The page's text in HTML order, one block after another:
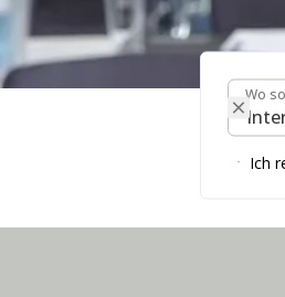
TAGUNGSRAUM FINDEN
WoWo
Ich